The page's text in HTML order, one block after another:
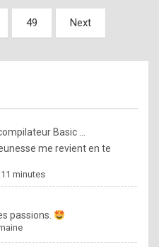
a
%
m
a
d
b
y
49 Next
Basic ...
me revient en te
11 minutes
passions.